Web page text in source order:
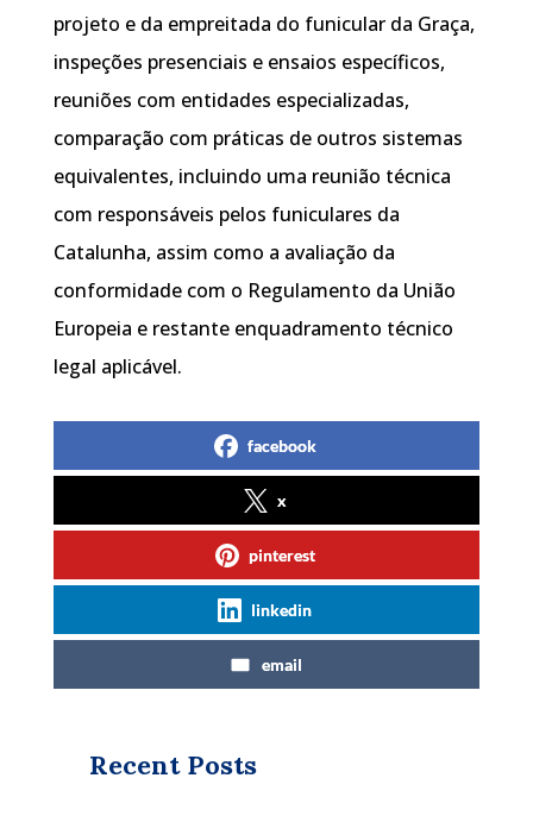
projeto e da empreitada do funicular da Graça,
inspeções presenciais e ensaios específicos,
reuniões com entidades especializadas,
comparação com práticas de outros sistemas
equivalentes, incluindo uma reunião técnica
com responsáveis pelos funiculares da
Catalunha, assim como a avaliação da
conformidade com o Regulamento da União
Europeia e restante enquadramento técnico
legal aplicável.
facebook
x
pinterest
linkedin
email
Recent Posts